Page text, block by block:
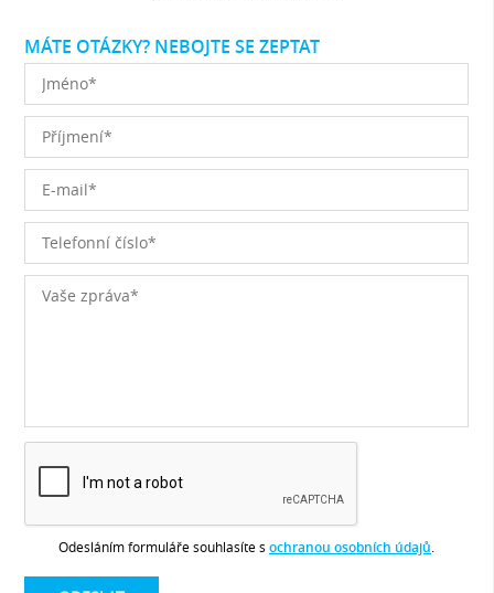
MÁTE OTÁZKY? NEBOJTE SE ZEPTAT
Odesláním formuláře souhlasíte s ochranou osobních údajů